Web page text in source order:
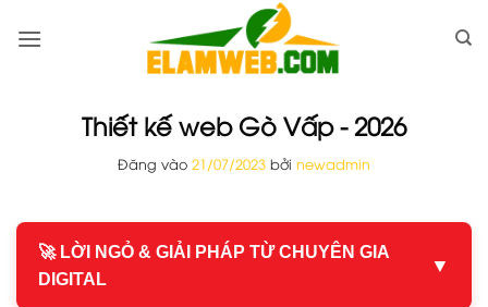
qua
Thiết kế web Gò Vấp - 2026
Đăng vào 21/07/2023 bởi newadmin
🚀 LỜI NGỎ & GIẢI PHÁP TỪ CHUYÊN GIA
DIGITAL
▼